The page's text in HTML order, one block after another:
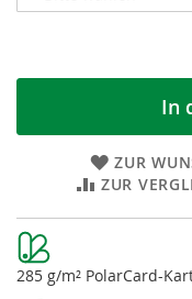
In
ZUR
ZUR
Weitere
Informationen
285 g/m² PolarCard-